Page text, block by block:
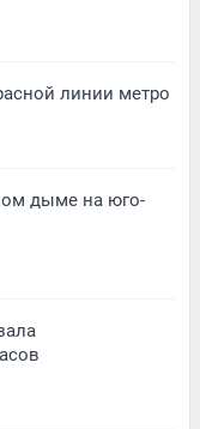
линии метро
дыме на юго-